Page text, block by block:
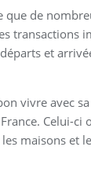
de
transactions
et
vivre avec
Celui-
maisons et